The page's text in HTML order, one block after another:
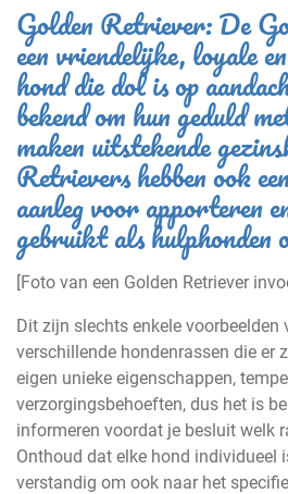
Golden Retriever: De
een vriendelijke, loyale
hond die dol is op
bekend om hun geduld
maken uitstekende
Retrievers hebben ook
aanleg voor apporteren
gebruikt als hulphonden
[Foto van een Golden Retriever
Dit zijn slechts enkele voorbeelden
verschillende hondenrassen die er
eigen unieke eigenschappen,
verzorgingsbehoeften, dus het is
informeren voordat je besluit welk
Onthoud dat elke hond individueel
verstandig om ook naar het